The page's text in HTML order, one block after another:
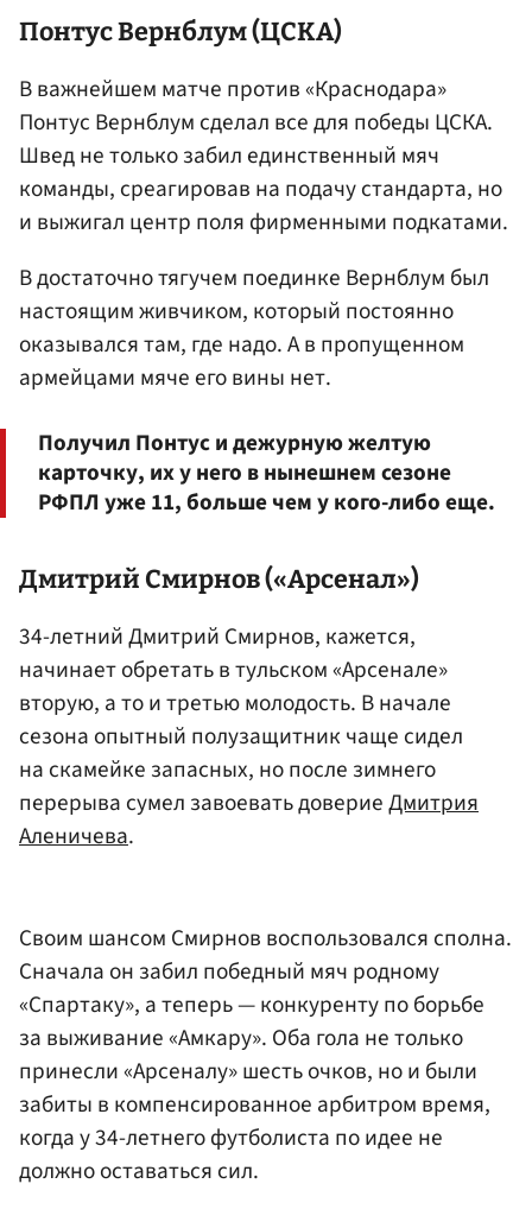
Понтус Вернблум (ЦСКА)
В важнейшем матче против «Краснодара»
Понтус Вернблум сделал все для победы ЦСКА.
Швед не только забил единственный мяч
команды, среагировав на подачу стандарта, но
и выжигал центр поля фирменными подкатами.
В достаточно тягучем поединке Вернблум был
настоящим живчиком, который постоянно
оказывался там, где надо. А в пропущенном
армейцами мяче его вины нет.
Получил Понтус и дежурную желтую
карточку, их у него в нынешнем сезоне
РФПЛ уже 11, больше чем у кого-либо еще.
Дмитрий Смирнов(«Арсенал»)
34-летний Дмитрий Смирнов, кажется,
начинает обретать в тульском «Арсенале»
вторую, а то и третью молодость. В начале
сезона опытный полузащитник чаще сидел
на скамейке запасных, но после зимнего
перерыва сумел завоевать довериеДмитрия
Аленичева.
Своим шансом Смирнов воспользовался сполна.
Сначала он забил победный мяч родному
«Спартаку», а теперь — конкуренту по борьбе
за выживание «Амкару». Оба гола не только
принесли «Арсеналу» шесть очков, но и были
забиты в компенсированное арбитром время,
когда у 34-летнего футболиста по идее не
должно оставаться сил.